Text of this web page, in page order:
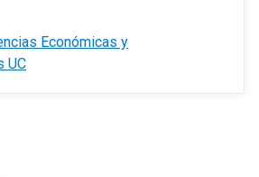
Económicas y
UC